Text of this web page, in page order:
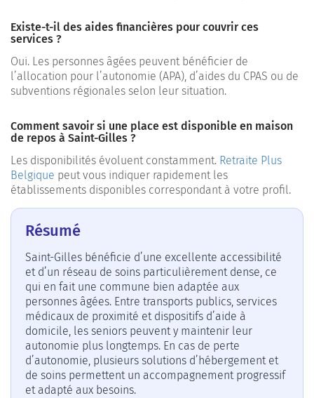
Existe-t-il des aides financières pour couvrir ces
services ?
Oui. Les personnes âgées peuvent bénéficier de
l’allocation pour l’autonomie (APA), d’aides du CPAS ou de
subventions régionales selon leur situation.
Comment savoir si une place est disponible en maison
de repos à Saint-Gilles ?
Les disponibilités évoluent constamment. Retraite Plus
Belgique peut vous indiquer rapidement les
établissements disponibles correspondant à votre profil.
Résumé
Saint-Gilles bénéficie d’une excellente accessibilité
et d’un réseau de soins particulièrement dense, ce
qui en fait une commune bien adaptée aux
personnes âgées. Entre transports publics, services
médicaux de proximité et dispositifs d’aide à
domicile, les seniors peuvent y maintenir leur
autonomie plus longtemps. En cas de perte
d’autonomie, plusieurs solutions d’hébergement et
de soins permettent un accompagnement progressif
et adapté aux besoins.